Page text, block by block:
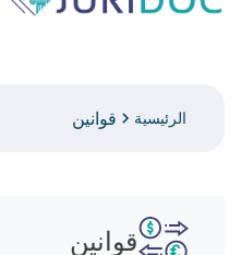
الرئيسية قوانين
قوانين